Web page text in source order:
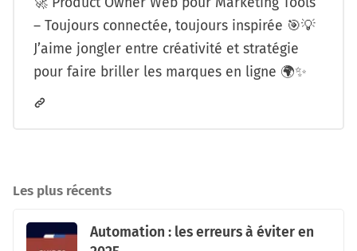
– Toujours connectée, toujours inspirée 🎯💡
J’aime jongler entre créativité et stratégie
pour faire briller les marques en ligne 🌍✨
Les plus récents
Automation : les erreurs à éviter en